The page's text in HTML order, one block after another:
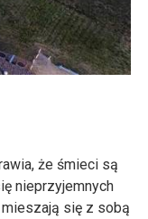
że śmieci są
nieprzyjemnych
się z sobą